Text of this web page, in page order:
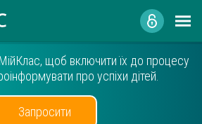
МійКлас, щоб включити їх до процесу
про успіхи дітей.
Запросити